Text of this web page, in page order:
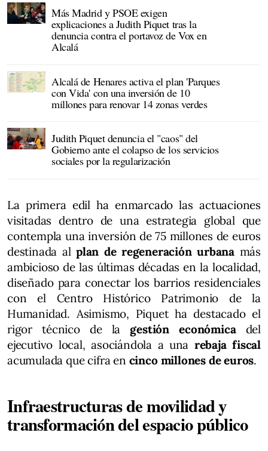
Más Madrid y PSOE exigen
explicaciones a Judith Piquet tras la
denuncia contra el portavoz de Vox en
Alcalá
Alcalá de Henares activa el plan 'Parques
con Vida' con una inversión de 10
millones para renovar 14 zonas verdes
Judith Piquet denuncia el "caos" del
Gobierno ante el colapso de los servicios
sociales por la regularización
La primera edil ha enmarcado las actuaciones
visitadas dentro de una estrategia global que
contempla una inversión de 75 millones de euros
destinada al plan de regeneración urbana más
ambicioso de las últimas décadas en la localidad,
diseñado para conectar los barrios residenciales
con el Centro Histórico Patrimonio de la
Humanidad. Asimismo, Piquet ha destacado el
rigor técnico de la gestión económicadel
ejecutivo local, asociándola a una rebaja fiscal
acumulada que cifra en cinco millones de euros.
Infraestructuras de movilidad y
transformación del espacio público